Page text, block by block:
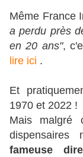
Même France
a perdu près
en 20 ans",
lire ici .
Et
1970 et 2022 !
Mais malgré
fameuse